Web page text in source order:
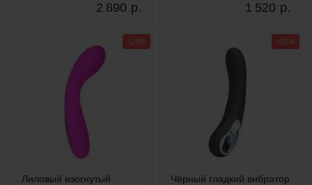
2 890 р. 1 520 р.
Лиловый изогнутый
−23%
Чёрный гладкий вибратор
−15%